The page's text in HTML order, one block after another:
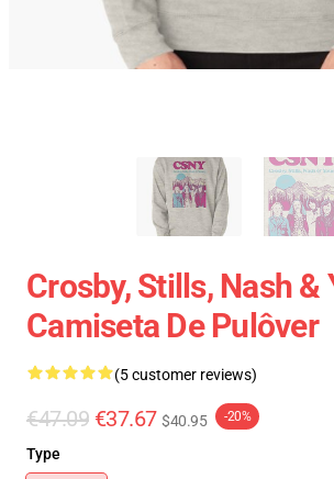
Crosby, Stills, Nash &
Camiseta De Pulôver
(5 customer reviews)
€47.09 €37.67 $40.95 -20%
Type